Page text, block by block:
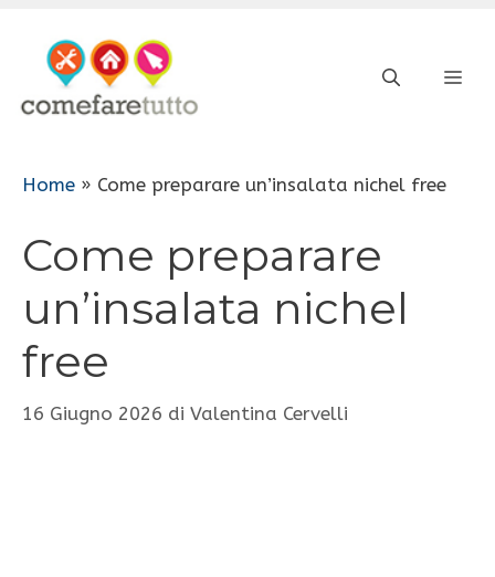
contenuto
Home » Come preparare un’insalata nichel free
Come preparare
un’insalata nichel
free
16 Giugno 2026 di Valentina Cervelli